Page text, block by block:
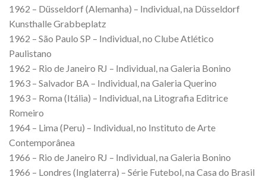
1962 – Düsseldorf (Alemanha) – Individual, na Düsseldorf
Kunsthalle Grabbeplatz
1962 – São Paulo SP – Individual, no Clube Atlético
Paulistano
1962 – Rio de Janeiro RJ – Individual, na Galeria Bonino
1963 – Salvador BA – Individual, na Galeria Querino
1963 – Roma (Itália) – Individual, na Litografia Editrice
Romeiro
1964 – Lima (Peru) – Individual, no Instituto de Arte
Contemporânea
1966 – Rio de Janeiro RJ – Individual, na Galeria Bonino
1966 – Londres (Inglaterra) – Série Futebol, na Casa do Brasil